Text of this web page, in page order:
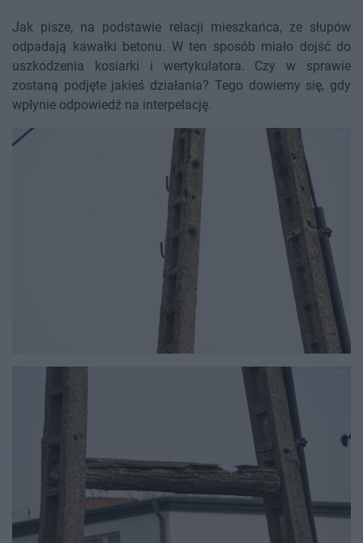
Jak pisze, na podstawie relacji mieszkańca, ze słupów
odpadają kawałki betonu. W ten sposób miało dojść do
uszkodzenia kosiarki i wertykulatora. Czy w sprawie
zostaną podjęte jakieś działania? Tego dowiemy się, gdy
wpłynie odpowiedź na interpelację.